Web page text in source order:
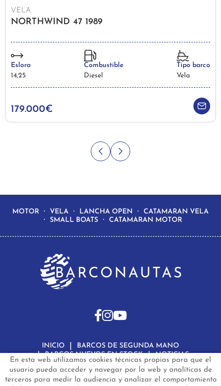
VELA
NORTHWIND 47 1989
Eslora
14,25
Combustible
Diesel
Tipo barco
Vela
179.000€
En esta web utilizamos cookies técnicas propias para que el
usuario pueda acceder y navegar por la web y analíticas de
terceros para medir la audiencia y analizar el comportamiento
MOTOR VELA LANCHA OPEN
CATAMARAN VELA
SMALL BOATS
CATAMARAN MOTOR
INICIO
BARCOS DE SEGUNDA MANO
BARCOS NUEVOS EN STOCK
NOTICIAS
PREGUNTAS FRECUENTES
CONTACTO